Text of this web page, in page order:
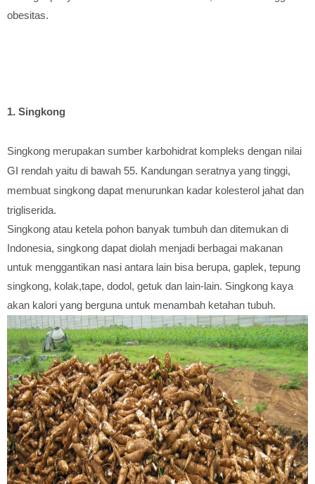
obesitas.
1. Singkong
Singkong merupakan sumber karbohidrat kompleks dengan nilai
GI rendah yaitu di bawah 55. Kandungan seratnya yang tinggi,
membuat singkong dapat menurunkan kadar kolesterol jahat dan
trigliserida.
Singkong atau ketela pohon banyak tumbuh dan ditemukan di
Indonesia, singkong dapat diolah menjadi berbagai makanan
untuk menggantikan nasi antara lain bisa berupa, gaplek, tepung
singkong, kolak,tape, dodol, getuk dan lain-lain. Singkong kaya
akan kalori yang berguna untuk menambah ketahan tubuh.